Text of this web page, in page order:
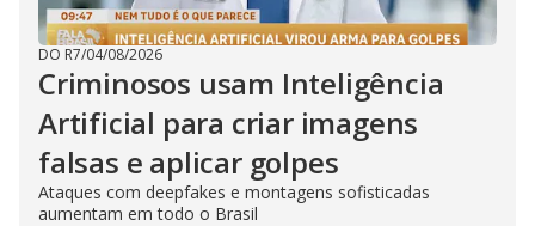
DO R7/04/08/2026
Criminosos usam Inteligência
Artificial para criar imagens
falsas e aplicar golpes
Ataques com deepfakes e montagens sofisticadas
aumentam em todo o Brasil